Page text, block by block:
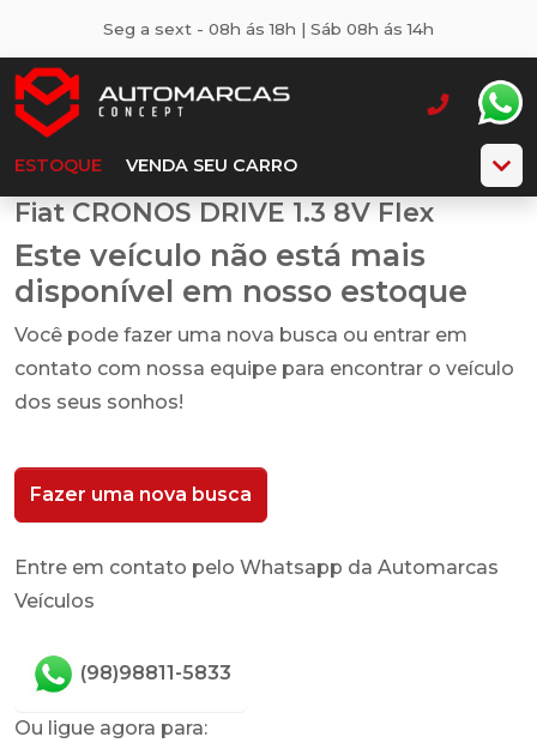
Seg a sext - 08h ás 18h | Sáb 08h ás 14h
ESTOQUE VENDA SEU CARRO
Fiat CRONOS DRIVE 1.3 8V Flex
Este veículo não está mais
disponível em nosso estoque
Você pode fazer uma nova busca ou entrar em
contato com nossa equipe para encontrar o veículo
dos seus sonhos!
Fazer uma nova busca
Entre em contato pelo Whatsapp da Automarcas
Veículos
(98)98811-5833
Ou ligue agora para: